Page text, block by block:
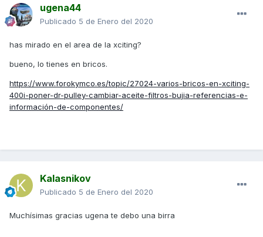
ugena44
Publicado 5 de Enero del 2020
has mirado en el area de la xciting?
bueno, lo tienes en bricos.
https://www.forokymco.es/topic/27024-varios-bricos-en-xciting-
400i-poner-dr-pulley-cambiar-aceite-filtros-bujia-referencias-e-
información-de-componentes/
Kalasnikov
Publicado 5 de Enero del 2020
Muchísimas gracias ugena te debo una birra